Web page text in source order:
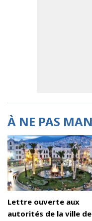
À NE PAS
Lettre ouverte aux
autorités de la ville de